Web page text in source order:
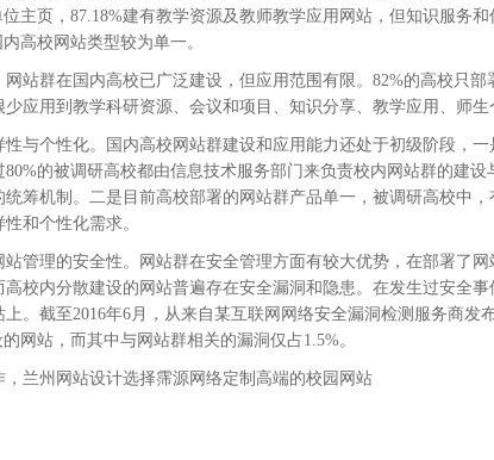
主页，87.18%建有教学资源及教师教学应用网站，但知识服务
高校网站类型较为单一。
网站群在国内高校已广泛建设，但应用范围有限。82%的高校只
应用到教学科研资源、会议和项目、知识分享、教学应用、师生
与个性化。国内高校网站群建设和应用能力还处于初级阶段，
的被调研高校都由信息技术服务部门来负责校内网站群的建
筹机制。二是目前高校部署的网站群产品单一，被调研高校中
和个性化需求。
管理的安全性。网站群在安全管理方面有较大优势，在部署了
校内分散建设的网站普遍存在安全漏洞和隐患。在发生过安全
。截至2016年6月，从来自某互联网网络安全漏洞检测服务商发
网站，而其中与网站群相关的漏洞仅占1.5%。
兰州网站设计选择霈源网络定制高端的校园网站